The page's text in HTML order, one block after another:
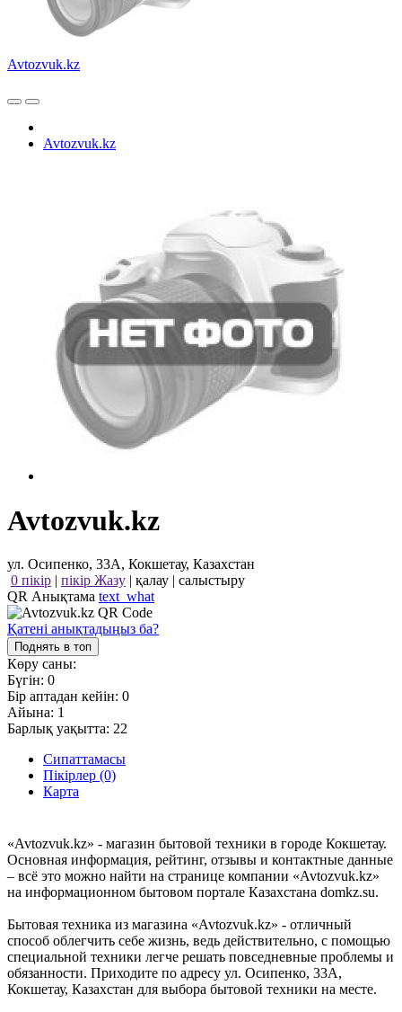
Avtozvuk.kz
Avtozvuk.kz
Avtozvuk.kz
ул. Осипенко, 33А, Кокшетау, Казахстан
0 пікір | пікір Жазу | қалау | салыстыру
QR Анықтама text_what
Қатені анықтадыңыз ба?
Поднять в топ
Көру саны:
Бүгін: 0
Бір аптадан кейін: 0
Айына: 1
Барлық уақытта: 22
Сипаттамасы
Пікірлер (0)
Карта
«Avtozvuk.kz» - магазин бытовой техники в городе Кокшетау.
Основная информация, рейтинг, отзывы и контактные данные
– всё это можно найти на странице компании «Avtozvuk.kz»
на информационном бытовом портале Казахстана domkz.su.
Бытовая техника из магазина «Avtozvuk.kz» - отличный
способ облегчить себе жизнь, ведь действительно, с помощью
специальной техники легче решать повседневные проблемы и
обязанности. Приходите по адресу ул. Осипенко, 33А,
Кокшетау, Казахстан для выбора бытовой техники на месте.